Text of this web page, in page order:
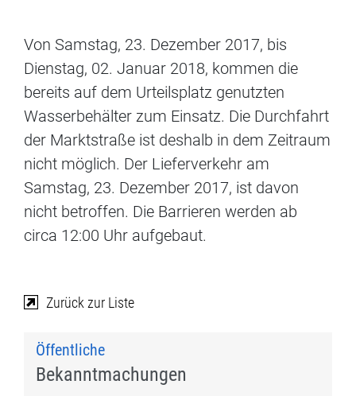
Von Samstag, 23. Dezember 2017, bis
Dienstag, 02. Januar 2018, kommen die
bereits auf dem Urteilsplatz genutzten
Wasserbehälter zum Einsatz. Die Durchfahrt
der Marktstraße ist deshalb in dem Zeitraum
nicht möglich. Der Lieferverkehr am
Samstag, 23. Dezember 2017, ist davon
nicht betroffen. Die Barrieren werden ab
circa 12:00 Uhr aufgebaut.
Zurück zur Liste
Öffentliche
Bekanntmachungen